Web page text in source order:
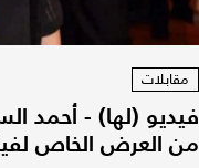
مقابلات
فيديو (لها) - أحمد
من العرض الخاص